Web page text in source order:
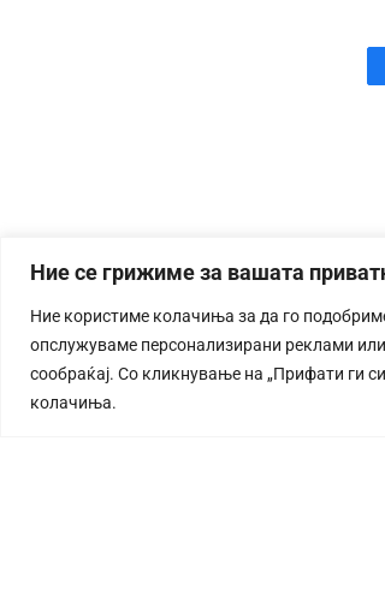
Ние се грижиме за вашата
Ние користиме колачиња за да го
опслужуваме персонализирани реклами
сообраќај. Со кликнување на „Прифати ги
колачиња.